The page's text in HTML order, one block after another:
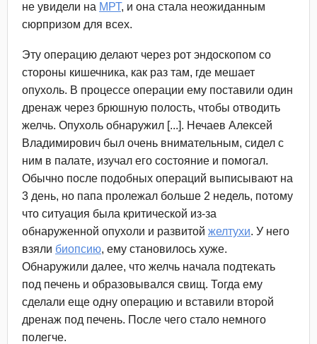
не увидели на МРТ​, и она стала неожиданным
сюрпризом для всех.
Эту операцию делают через рот эндоскопом со
стороны кишечника, как раз там, где мешает
опухоль. В процессе операции ему поставили один
дренаж через брюшную полость, чтобы отводить
желчь. Опухоль обнаружил [...]. Нечаев Алексей
Владимирович был очень внимательным, сидел с
ним в палате, изучал его состояние и помогал.
Обычно после подобных операций выписывают на
3 день, но папа пролежал больше 2 недель, потому
что ситуация была критической из-за
обнаруженной опухоли и развитой желтухи​. У него
взяли биопсию​, ему становилось хуже.
Обнаружили далее, что желчь начала подтекать
под печень и образовывался свищ. Тогда ему
сделали еще одну операцию и вставили второй
дренаж под печень. После чего стало немного
полегче.